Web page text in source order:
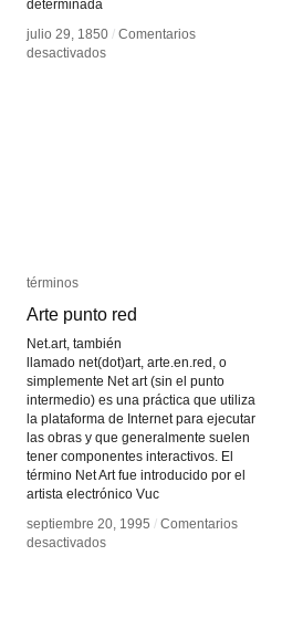
determinada
julio 29, 1850 / Comentarios
desactivadosen
julio 29, 1850 / Comentarios
desactivadosen
términos
Arte punto red
Net.art, también
llamado net(dot)art, arte.en.red, o
simplemente Net art (sin el punto
intermedio) es una práctica que utiliza
la plataforma de Internet para ejecutar
las obras y que generalmente suelen
tener componentes interactivos. El
término Net Art fue introducido por el
artista electrónico Vuc
septiembre 20, 1995 / Comentarios
desactivadosen
términos
Arte punto red
septiembre 20, 1995 / Comentarios
desactivadosen